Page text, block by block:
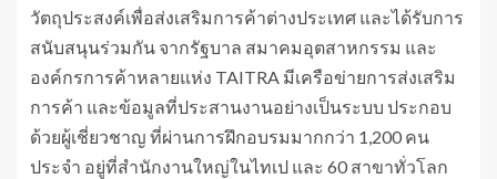
วัตถุประสงค์เพื่อส่งเสริมการค้าต่างประเทศ และได้รับการ
สนับสนุนร่วมกัน จากรัฐบาล สมาคมอุตสาหกรรม และ
องค์กรการค้าหลายแห่ง TAITRA มีเครือข่ายการส่งเสริม
การค้า และข้อมูลที่ประสานงานอย่างเป็นระบบ ประกอบ
ด้วยผู้เชี่ยวชาญ ที่ผ่านการฝึกอบรมมากกว่า 1,200 คน
ประจำ อยู่ที่สำนักงานใหญ่ในไทเป และ 60 สาขาทั่วโลก